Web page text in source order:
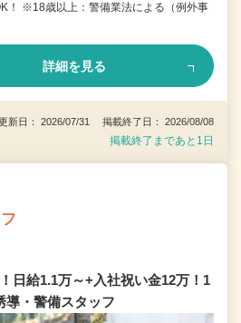
！ ※18歳以上：警備業法による（例外事
詳細を見る
新日： 2026/07/31 掲載終了日： 2026/08/08
掲載終了まであと1日
日給1.1万～+入社祝い金12万！1
導・警備スタッフ